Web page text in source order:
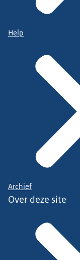
Help
Archief
Over deze site